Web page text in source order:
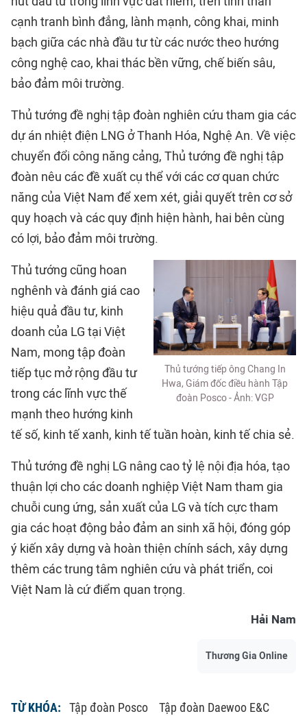
cạnh tranh bình đẳng, lành mạnh, công khai, minh
bạch giữa các nhà đầu tư từ các nước theo hướng
công nghệ cao, khai thác bền vững, chế biến sâu,
bảo đảm môi trường.
Thủ tướng đề nghị tập đoàn nghiên cứu tham gia các
dự án nhiệt điện LNG ở Thanh Hóa, Nghệ An. Về việc
chuyển đổi công năng cảng, Thủ tướng đề nghị tập
đoàn nêu các đề xuất cụ thể với các cơ quan chức
năng của Việt Nam để xem xét, giải quyết trên cơ sở
quy hoạch và các quy định hiện hành, hai bên cùng
có lợi, bảo đảm môi trường.
Thủ tướng tiếp ông Chang In
Hwa, Giám đốc điều hành Tập
đoàn Posco - Ảnh: VGP
Thủ tướng cũng hoan
nghênh và đánh giá cao
hiệu quả đầu tư, kinh
doanh của LG tại Việt
Nam, mong tập đoàn
tiếp tục mở rộng đầu tư
trong các lĩnh vực thế
mạnh theo hướng kinh
tế số, kinh tế xanh, kinh tế tuần hoàn, kinh tế chia sẻ.
Thủ tướng đề nghị LG nâng cao tỷ lệ nội địa hóa, tạo
thuận lợi cho các doanh nghiệp Việt Nam tham gia
chuỗi cung ứng, sản xuất của LG và tích cực tham
gia các hoạt động bảo đảm an sinh xã hội, đóng góp
ý kiến xây dựng và hoàn thiện chính sách, xây dựng
thêm các trung tâm nghiên cứu và phát triển, coi
Việt Nam là cứ điểm quan trọng.
Hải Nam
Thương Gia Online
TỪ KHÓA: Tập đoàn Posco
Tập đoàn Daewoo E&C